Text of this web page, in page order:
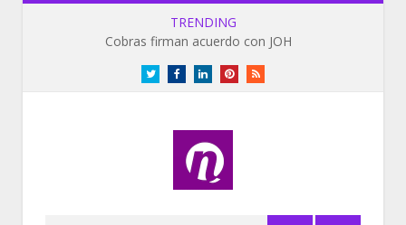
TRENDING
Cobras firman acuerdo con JOH
TwitterFacebookLinkedInPinterestRSS